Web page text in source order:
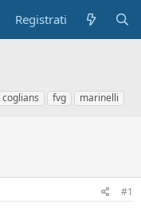
Registrati
coglians fvg marinelli
#1